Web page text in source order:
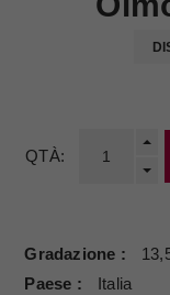
QTÀ:
Gradazione
Paese
Italia